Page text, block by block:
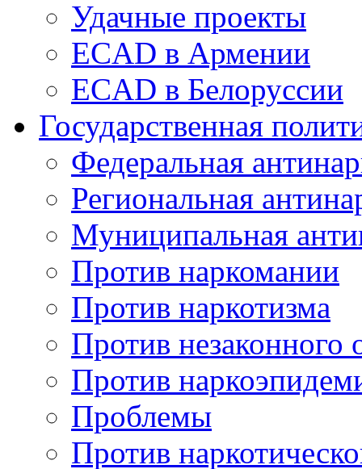
Удачные проекты
ECAD в Армении
ECAD в Белоруссии
Государственная
Федеральная
Региональная
Муниципальная
Против наркомании
Против наркотизма
Против незаконного
Против
Проблемы
Против